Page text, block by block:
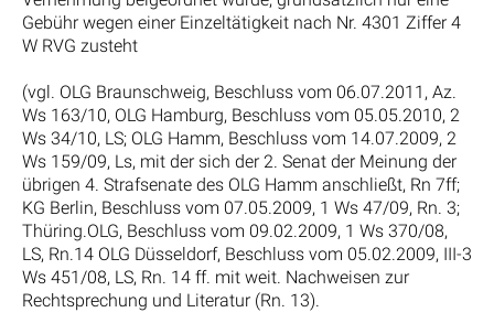
Gebühr wegen einer Einzeltätigkeit nach Nr. 4301 Ziffer 4
W RVG zusteht
(vgl. OLG Braunschweig, Beschluss vom 06.07.2011, Az.
Ws 163/10, OLG Hamburg, Beschluss vom 05.05.2010, 2
Ws 34/10, LS; OLG Hamm, Beschluss vom 14.07.2009, 2
Ws 159/09, Ls, mit der sich der 2. Senat der Meinung der
übrigen 4. Strafsenate des OLG Hamm anschließt, Rn 7ff;
KG Berlin, Beschluss vom 07.05.2009, 1 Ws 47/09, Rn. 3;
Thüring.OLG, Beschluss vom 09.02.2009, 1 Ws 370/08,
LS, Rn.14 OLG Düsseldorf, Beschluss vom 05.02.2009, III-3
Ws 451/08, LS, Rn. 14 ff. mit weit. Nachweisen zur
Rechtsprechung und Literatur (Rn. 13).